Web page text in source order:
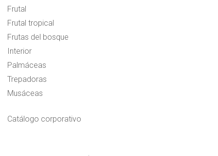
Frutal
Frutal tropical
Frutas del bosque
Interior
Palmáceas
Trepadoras
Musáceas
Catálogo corporativo